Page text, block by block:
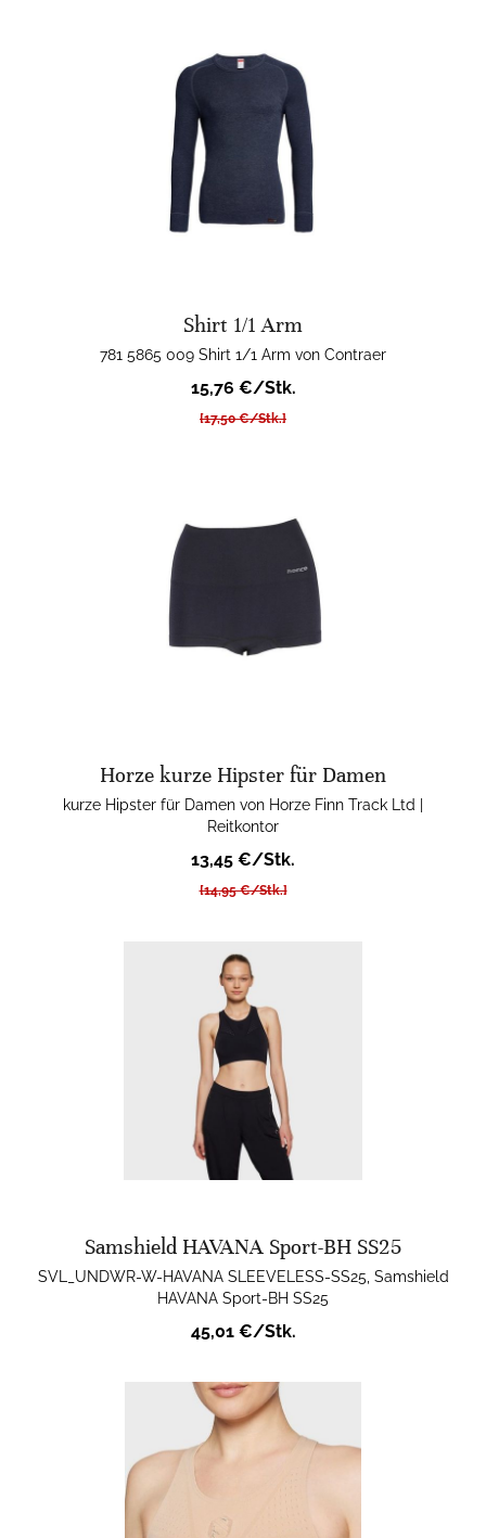
Shirt 1/1 Arm
781 5865 009 Shirt 1/1 Arm von Contraer
15,76 €/Stk.
[17,50 €/Stk.]
Horze kurze Hipster für Damen
kurze Hipster für Damen von Horze Finn Track Ltd |
Reitkontor
13,45 €/Stk.
[14,95 €/Stk.]
Samshield HAVANA Sport-BH SS25
SVL_UNDWR-W-HAVANA SLEEVELESS-SS25, Samshield
HAVANA Sport-BH SS25
45,01 €/Stk.